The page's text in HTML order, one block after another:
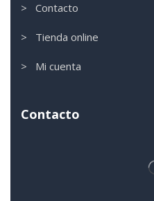
> Contacto
> Tienda online
> Mi cuenta
Contacto